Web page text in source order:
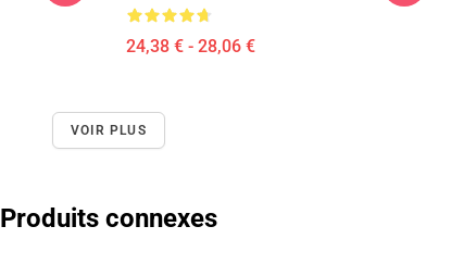
24,38 € - 28,06 €
VOIR PLUS
Produits connexes